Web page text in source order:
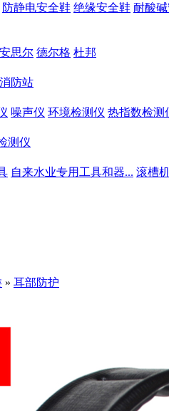
防静电安全鞋 绝缘安全鞋 耐酸
安思尔 德尔格 杜邦
防站
噪声仪 环境检测仪 热指数检测
测仪
自来水业专用工具和器... 滚槽
» 耳部防护